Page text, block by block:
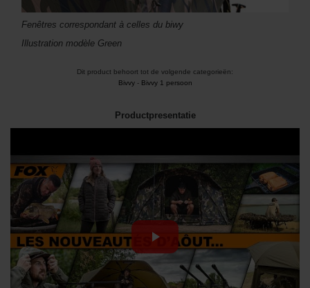
Fenêtres correspondant à celles du biwy
Illustration modèle Green
Dit product behoort tot de volgende categorieën:
Bivvy- Bivvy 1 persoon
Productpresentatie